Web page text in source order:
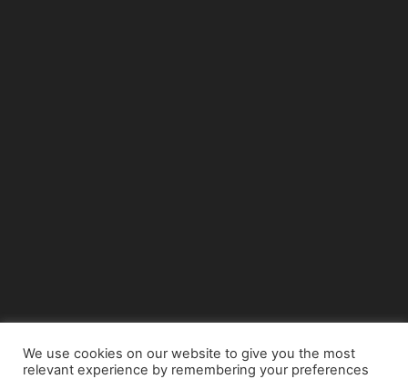
We use cookies on our website to give you the most
relevant experience by remembering your preferences